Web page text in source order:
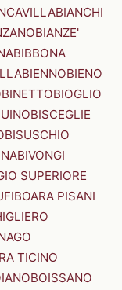
BIANCHI
BIANZE'
BIBBONA
BIENNOBIENO
BINETTOBIOGLIO
BISCEGLIE
BISUSCHIO
BIVONGI
SUPERIORE
BOARA PISANI
TICINO
BOISSANO